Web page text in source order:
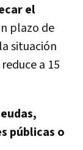
el
plazo de
situación
a 15
públicas o